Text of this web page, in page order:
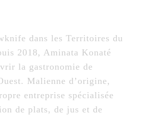
dans les Territoires du
2018, Aminata Konaté
la gastronomie de
Malienne d’origine,
entreprise spécialisée
de plats, de jus et de